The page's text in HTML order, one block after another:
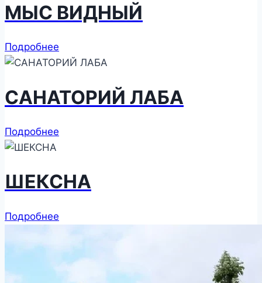
МЫС ВИДНЫЙ
Подробнее
САНАТОРИЙ ЛАБА
Подробнее
ШЕКСНА
Подробнее